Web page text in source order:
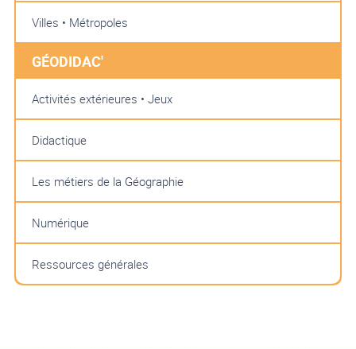
Villes • Métropoles
GÉODIDAC'
Activités extérieures • Jeux
Didactique
Les métiers de la Géographie
Numérique
Ressources générales